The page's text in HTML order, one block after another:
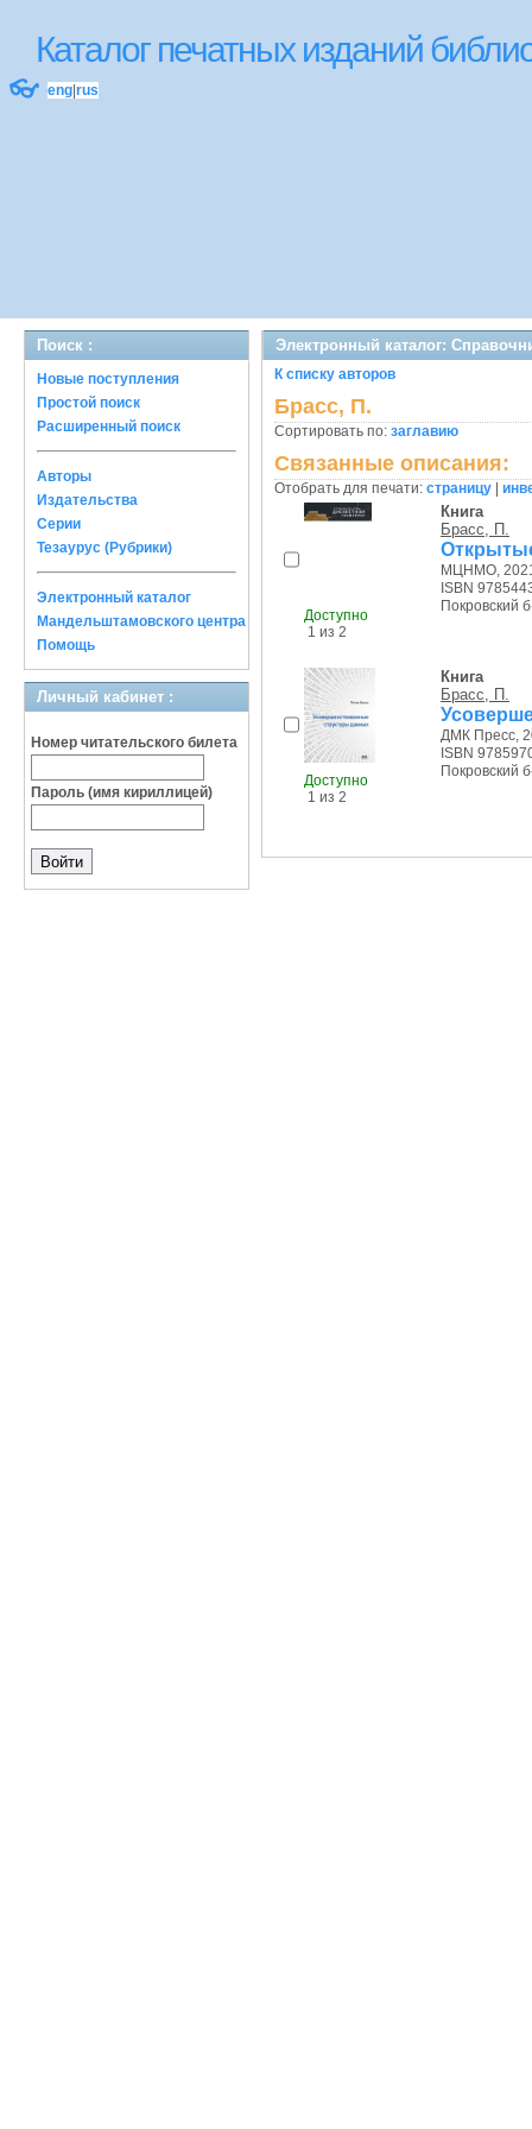
Каталог печатных изданий
👓 eng rus
Поиск :
Новые поступления
Простой поиск
Расширенный поиск
Авторы
Издательства
Серии
Тезаурус (Рубрики)
Электронный каталог
Мандельштамовского центра
Помощь
Личный кабинет :
Номер читательского билета
Пароль (имя кириллицей)
Электронный каталог:
К списку авторов
Брасс, П.
Сортировать по: заглавию
Связанные описания:
Отобрать для печати: страницу
Доступно
1 из 2
Книга
Брасс, П.
МЦНМО,
ISBN
Покровский
Доступно
1 из 2
Книга
Брасс, П.
ДМК Пресс,
ISBN
Покровский